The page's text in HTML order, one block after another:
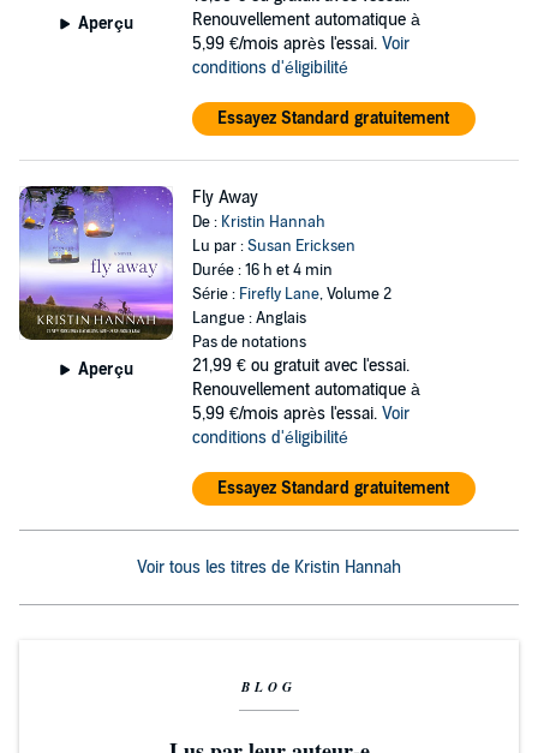
Aperçu
Renouvellement automatique à
5,99 €/mois après l'essai. Voir
conditions d'éligibilité
Essayez Standard gratuitement
Aperçu
Fly Away
De : Kristin Hannah
Lu par :Susan Ericksen
Durée : 16 h et 4 min
Série : Firefly Lane, Volume 2
Langue : Anglais
Pas de notations
21,99 € ou gratuit avec l'essai.
Renouvellement automatique à
5,99 €/mois après l'essai. Voir
conditions d'éligibilité
Essayez Standard gratuitement
Voir tous les titres de Kristin Hannah
BLOG